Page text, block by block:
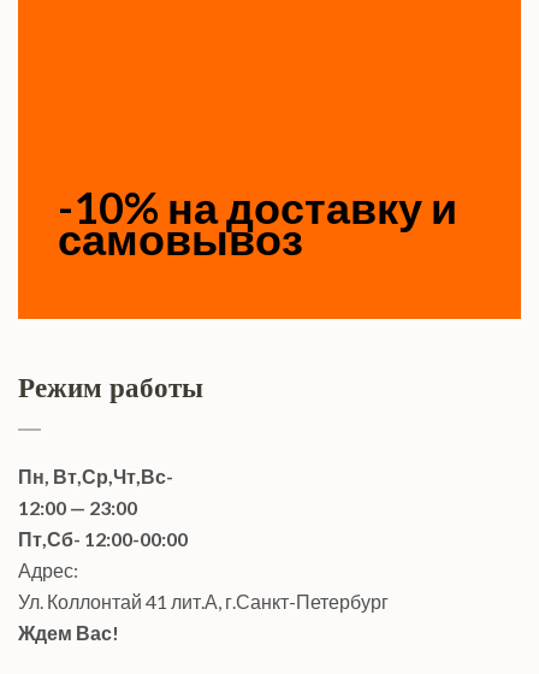
-10% на доставку и
самовывоз
Режим работы
Пн, Вт,Ср,Чт,Вс-
12:00 — 23:00
Пт,Сб- 12:00-00:00
Адрес:
Ул. Коллонтай 41 лит.А, г.Санкт-Петербург
Ждем Вас!